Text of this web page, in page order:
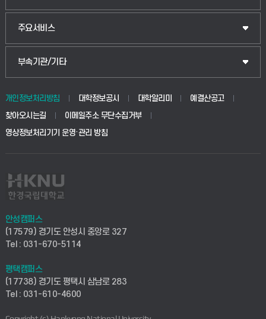
생명공학부
사회안전시스템공학부
컴퓨터응용수학부
ICT로봇기계공학부
전자전기공학부
산업대학원
공공정책대학원
교육대학원
주요서비스
입학안내
웹메일
학사시스템(전문학사 및 전공심화)
사이버캠퍼스(전문학사 및 전공심화)
시설바로처리서비스
연구실안전관리시스템
산학연구관리시스템
부속기관/기타
중앙도서관
학생생활관(안성)
산학협력단
취업지원센터
창업지원센터
현장실습지원센터
개인정보처리방침 대학정보공시 대학알리미
예결산공고
찾아오시는길
이메일주소 무단수집거부
영상정보처리기기 운영·관리 방침
안성캠퍼스
(17579) 경기도 안성시 중앙로 327
Tel : 031-670-5114
평택캠퍼스
(17738) 경기도 평택시 삼남로 283
Tel : 031-610-4600